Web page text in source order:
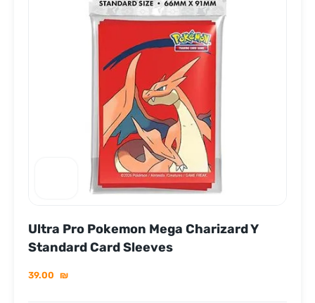
Ultra Pro Pokemon Mega Charizard Y
Standard Card Sleeves
39.00 ₪